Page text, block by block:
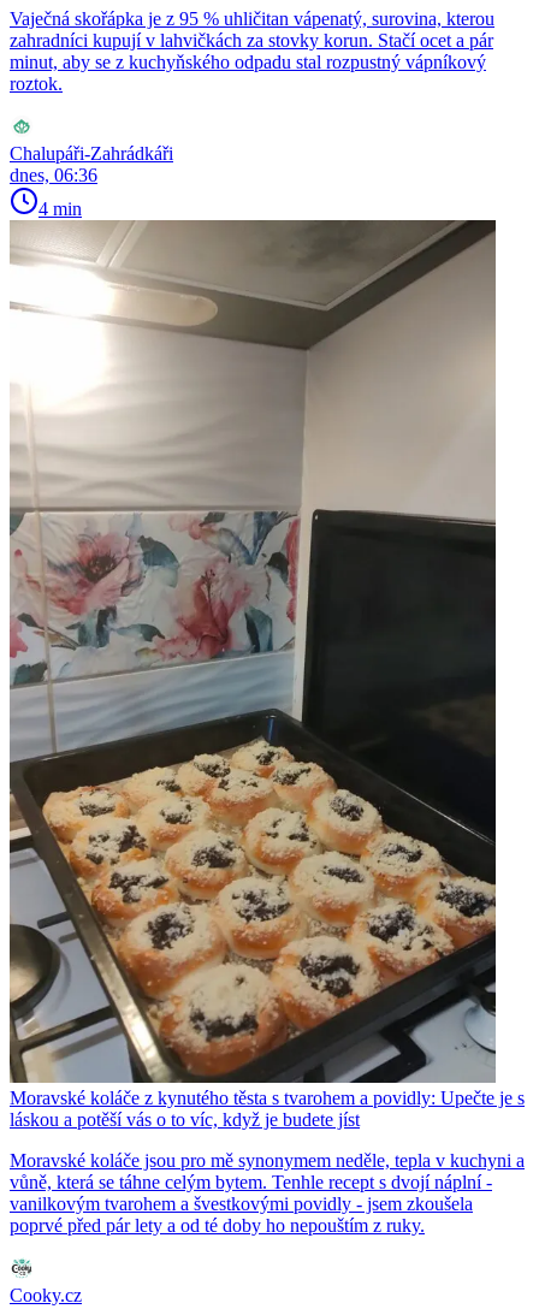
Vaječná skořápka je z 95 % uhličitan vápenatý, surovina, kterou
zahradníci kupují v lahvičkách za stovky korun. Stačí ocet a pár
minut, aby se z kuchyňského odpadu stal rozpustný vápníkový
roztok.
Chalupáři-Zahrádkáři
dnes, 06:36
4 min
Moravské koláče z kynutého těsta s tvarohem a povidly: Upečte je s
láskou a potěší vás o to víc, když je budete jíst
Moravské koláče jsou pro mě synonymem neděle, tepla v kuchyni a
vůně, která se táhne celým bytem. Tenhle recept s dvojí náplní -
vanilkovým tvarohem a švestkovými povidly - jsem zkoušela
poprvé před pár lety a od té doby ho nepouštím z ruky.
Cooky.cz